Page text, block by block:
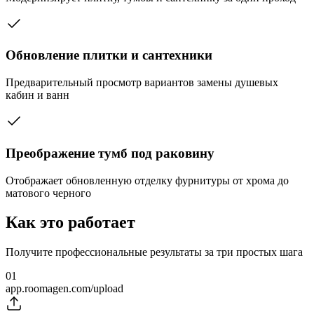
Обновление плитки и сантехники
Предварительный просмотр вариантов замены душевых
кабин и ванн
Преображение тумб под раковину
Отображает обновленную отделку фурнитуры от хрома до
матового черного
Как это работает
Получите профессиональные результаты за три простых шага
01
app.roomagen.com/upload